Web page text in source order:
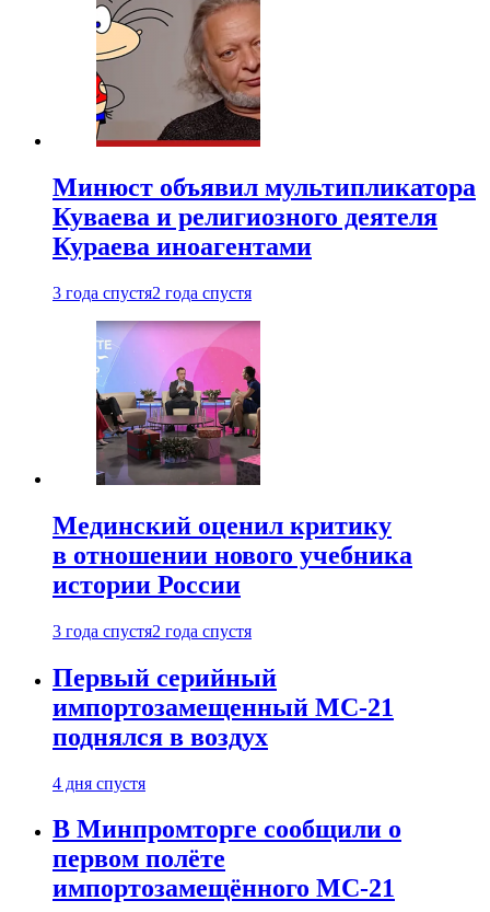
Минюст объявил мультипликатора
Куваева и религиозного деятеля
Кураева иноагентами
3 года спустя2 года спустя
Мединский оценил критику
в отношении нового учебника
истории России
3 года спустя2 года спустя
Первый серийный
импортозамещенный МС-21
поднялся в воздух
4 дня спустя
В Минпромторге сообщили о
первом полёте
импортозамещённого МС-21